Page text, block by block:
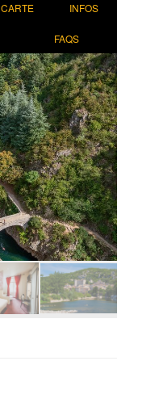
CARTE INFOS
FAQS